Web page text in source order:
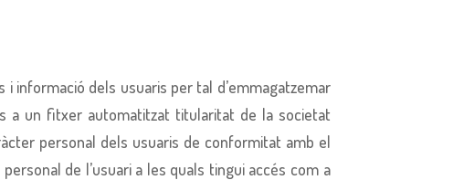
informació dels usuaris per tal d’emmagatzemar
a un fitxer automatitzat titularitat de la societat
personal dels usuaris de conformitat amb el
de l’usuari a les quals tingui accés com a